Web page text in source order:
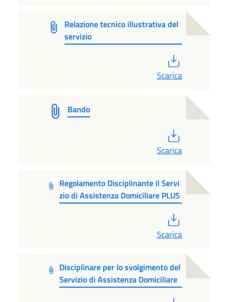
Relazione tecnico illustrativa del
servizio
Scarica
Bando
Scarica
Regolamento Disciplinante il Servi
zio di Assistenza Domiciliare PLUS
Scarica
Disciplinare per lo svolgimento del
Servizio di Assistenza Domiciliare